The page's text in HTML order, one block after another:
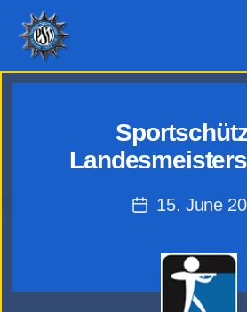
PSV
Aachen
Post15. June